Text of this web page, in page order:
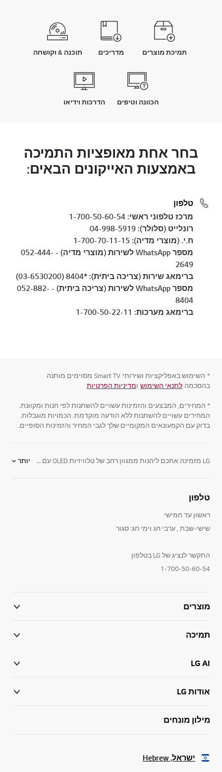
תמיכת מוצרים מדריכים תוכנה & וקושחה
הכוונה וטיפים הדרכות וידיאו
בחר אחת מאופציות התמיכה
באמצעות האייקונים הבאים:
טלפון
מרכז טלפוני ראשי: 1-700-50-60-54
רונלייט (סלולר): 04-998-5919
ח.י. (מוצרי מדיה): 1-700-70-11-15
מספר WhatsApp לשירות (מוצרי מדיה) - 052-444-
2649
ברימאג שירות (צריכה ביתית): *8404 (03-6530200)
מספר WhatsApp לשירות (צריכה ביתית) - 052-882-
8404
ברימאג מערכות: 1-700-50-22-11
* השימוש באפליקציות ושירותי Smart TV מסוימים מותנה
בהסכמה לתנאי השימוש ומדיניות הפרטיות
* המחירים, המבצעים והזמינות עשויים להשתנות לפי חנות ומקוונת.
המחירים עשויים להשתנות ללא הודעה מוקדמת. הכמויות מוגבלות.
בדוק עם הקמעונאים המקומיים שלך לגבי המחיר והזמינות הסופיים.
LG מזמינה אתכם ליהנות ממגוון רחב של טלוויזיות OLED עם הטכנולוגיה המתקדמת בעולם, המציגה תמונה איכותית - הכי קרובה ביותר למציאות, וזאת לצד קשת רחבה של צבעים ותצוגת שחור עמוק במיוחד. טלוויזיות ULTRA HD 4K הן ברזולוציית 4K המספקות פי ארבע מרזולוציית מסכי FULL HD
יותר
טלפון
ראשון עד חמישי
שישי-שבת , ערבי חג וימי חג: סגור
התקשר לנציג של LG בטלפון
1-700-50-60-54
מוצרים
תמיכה
LG AI
אודות LG
מילון מונחים
ישראל, Hebrew